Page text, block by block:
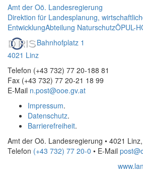
Amt der Oö. Landesregierung
Direktion für Landesplanung,
EntwicklungAbteilung NaturschutzÖPUL-
Bahnhofplatz 1
4021 Linz
Telefon (+43 732) 77 20-188 81
Fax (+43 732) 77 20-21 18 99
E-Mail n.post@ooe.gv.at
Impressum.
Datenschutz.
Barrierefreiheit.
Amt der Oö. Landesregierung • 4021
Telefon (+43 732) 77 20-0 • E-Mail